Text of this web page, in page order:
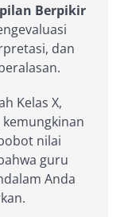
Berpikir
dan
Kelas X,
nilai
guru
Anda